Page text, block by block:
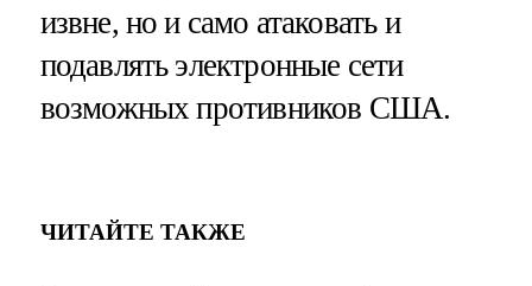
извне, но и само атаковать и
подавлять электронные сети
возможных противников США.
ЧИТАЙТЕ ТАКЖЕ